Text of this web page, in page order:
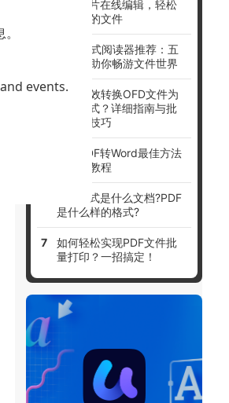
events.
PDF图片在线编辑，轻松
处理您的文件
OFD格式阅读器推荐：五
大选择助你畅游文件世界
如何高效转换OFD文件为
PDF格式？详细指南与批
量处理技巧
免费PDF转Word最佳方法
与详细教程
PDF格式是什么文档?PDF
是什么样的格式?
如何轻松实现PDF文件批
量打印？一招搞定！